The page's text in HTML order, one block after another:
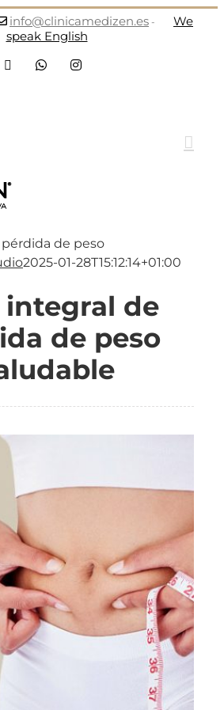
info@clinicamedizen.es -
We
speak English
FacebookWhatsAppInstagram
de peso
2025-01-28T15:12:14+01:00
integral de
de peso